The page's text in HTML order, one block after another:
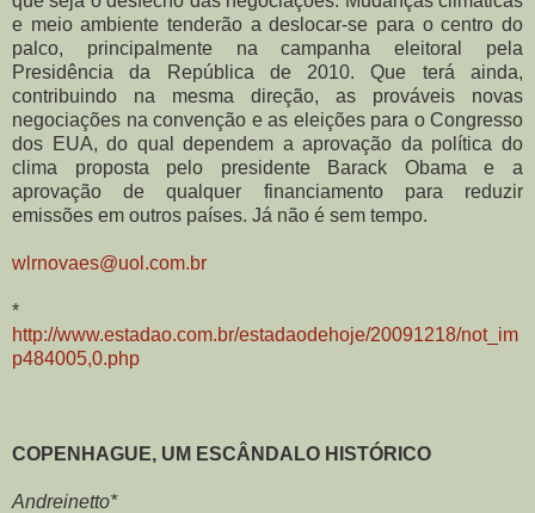
e meio ambiente tenderão a deslocar-se para o centro do
palco, principalmente na campanha eleitoral pela
Presidência da República de 2010. Que terá ainda,
contribuindo na mesma direção, as prováveis novas
negociações na convenção e as eleições para o Congresso
dos EUA, do qual dependem a aprovação da política do
clima proposta pelo presidente Barack Obama e a
aprovação de qualquer financiamento para reduzir
emissões em outros países. Já não é sem tempo.
wlrnovaes@uol.com.br
*
http://www.estadao.com.br/estadaodehoje/20091218/not_im
p484005,0.php
COPENHAGUE, UM ESCÂNDALO HISTÓRICO
Andreinetto*